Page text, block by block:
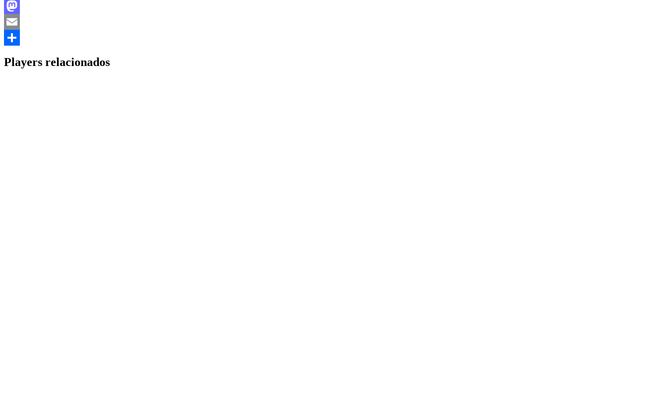
Facebook
Mastodon
Email
Players relacionados